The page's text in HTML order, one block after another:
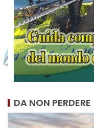
DA NON PERDERE